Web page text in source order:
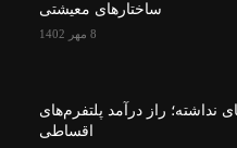
ساختارهای معیشتی
8 مهر 1402
نداشته؛ راز درآمد پلتفرم‌های
اقساطی